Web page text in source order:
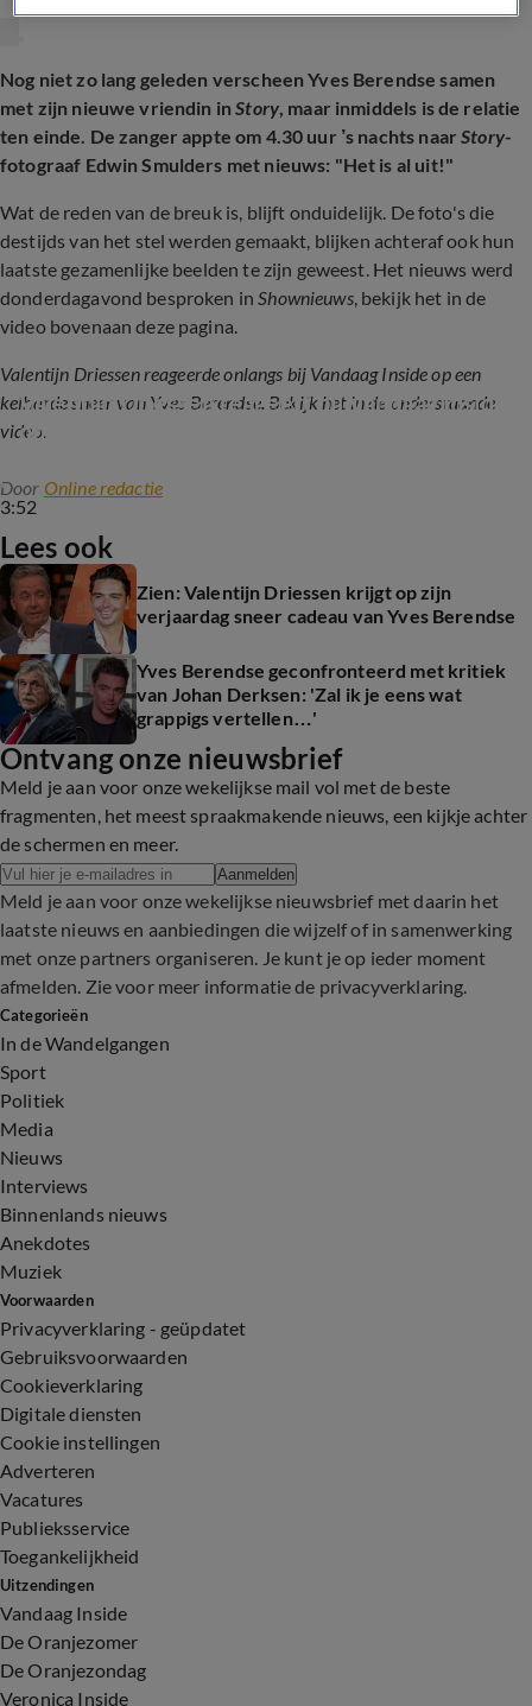
Nog niet zo lang geleden verscheen Yves Berendse samen
met zijn nieuwe vriendin inStory, maar inmiddels is de relatie
ten einde. De zanger appte om 4.30 uur ’s nachts naarStory-
fotograaf Edwin Smulders met nieuws: "Het is al uit!"
Wat de reden van de breuk is, blijft onduidelijk. De foto's die
destijds van het stel werden gemaakt, blijken achteraf ook hun
laatste gezamenlijke beelden te zijn geweest. Het nieuws werd
donderdagavond besproken inShownieuws, bekijk het in de
video bovenaan deze pagina.
Valentijn Driessen reageerde onlangs bij Vandaag Inside op een
keiharde sneer van Yves Berendse. Bekijk het in de onderstaande
video.
3:52
Valentijn Driessen reageert bij Vandaag Inside
op keiharde sneer van zanger Yves Berendse
Door Online redactie
Lees ook
Zien: Valentijn Driessen krijgt op zijn
verjaardag sneer cadeau van Yves Berendse
Yves Berendse geconfronteerd met kritiek
van Johan Derksen: 'Zal ik je eens wat
grappigs vertellen…'
Ontvang onze nieuwsbrief
Meld je aan voor onze wekelijkse mail vol met de beste
fragmenten, het meest spraakmakende nieuws, een kijkje achter
de schermen en meer.
Aanmelden
Meld je aan voor onze wekelijkse nieuwsbrief met daarin het
laatste nieuws en aanbiedingen die wijzelf of in samenwerking
met onze partners organiseren. Je kunt je op ieder moment
afmelden. Zie voor meer informatie de privacyverklaring.
Categorieën
In de Wandelgangen
Sport
Politiek
Media
Nieuws
Interviews
Binnenlands nieuws
Anekdotes
Muziek
Voorwaarden
Privacyverklaring - geüpdatet
Gebruiksvoorwaarden
Cookieverklaring
Digitale diensten
Cookie instellingen
Adverteren
Vacatures
Publieksservice
Toegankelijkheid
Uitzendingen
Vandaag Inside
De Oranjezomer
De Oranjezondag
Veronica Inside